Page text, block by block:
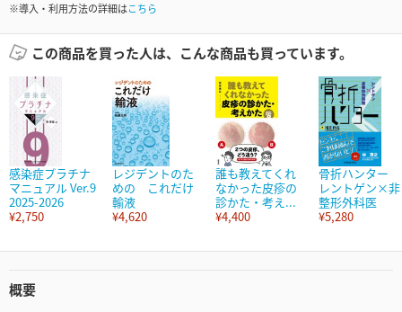
※導入・利用方法の詳細はこちら
この商品を買った人は、こんな商品も買っています。
感染症プラチナ
マニュアル Ver.9
2025-2026
¥2,750
レジデントのた
めの これだけ
輸液
¥4,620
誰も教えてくれ
なかった皮疹の
診かた・考え...
¥4,400
骨折ハンター
レントゲン×非
整形外科医
¥5,280
概要